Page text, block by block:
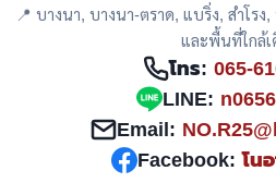
📍 บางนา, บางนา-ตราด, แบริ่ง, สำโร
และพื้นที่ใกล้เ
โทร: 065-
LINE:
Email:
Facebook:โน